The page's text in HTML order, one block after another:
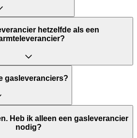
hetzelfde als een
gasleveranciers?
Heb ik alleen een gasleverancier
nodig?